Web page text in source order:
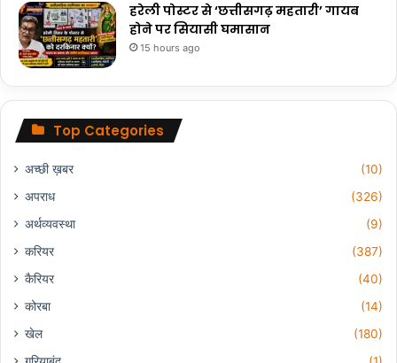
हरेली पोस्टर से ‘छत्तीसगढ़ महतारी’ गायब
होने पर सियासी घमासान
15 hours ago
Top Categories
अच्छी ख़बर
(10)
अपराध
(326)
अर्थव्यवस्था
(9)
करियर
(387)
कैरियर
(40)
कोरबा
(14)
खेल
(180)